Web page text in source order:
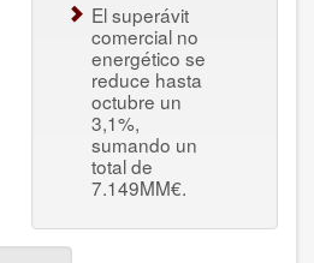
El superávit
comercial no
energético se
reduce hasta
octubre un
3,1%,
sumando un
total de
7.149MM€.